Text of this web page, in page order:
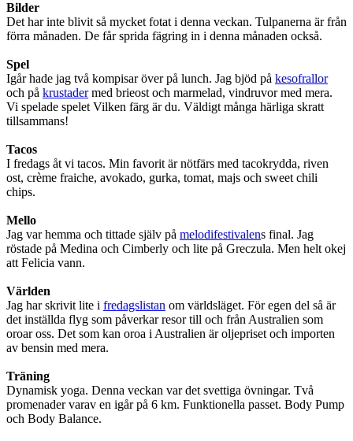
Bilder
Det har inte blivit så mycket fotat i denna veckan. Tulpanerna är från
förra månaden. De får sprida fägring in i denna månaden också.
Spel
Igår hade jag två kompisar över på lunch. Jag bjöd på kesofrallor
och på krustadermed brieost och marmelad, vindruvor med mera.
Vi spelade spelet Vilken färg är du. Väldigt många härliga skratt
tillsammans!
Tacos
I fredags åt vi tacos. Min favorit är nötfärs med tacokrydda, riven
ost, crème fraiche, avokado, gurka, tomat, majs och sweet chili
chips.
Mello
Jag var hemma och tittade själv på melodifestivalens final. Jag
röstade på Medina och Cimberly och lite på Greczula. Men helt okej
att Felicia vann.
Världen
Jag har skrivit lite i fredagslistan om världsläget. För egen del så är
det inställda flyg som påverkar resor till och från Australien som
oroar oss. Det som kan oroa i Australien är oljepriset och importen
av bensin med mera.
Träning
Dynamisk yoga. Denna veckan var det svettiga övningar. Två
promenader varav en igår på 6 km. Funktionella passet. Body Pump
och Body Balance.